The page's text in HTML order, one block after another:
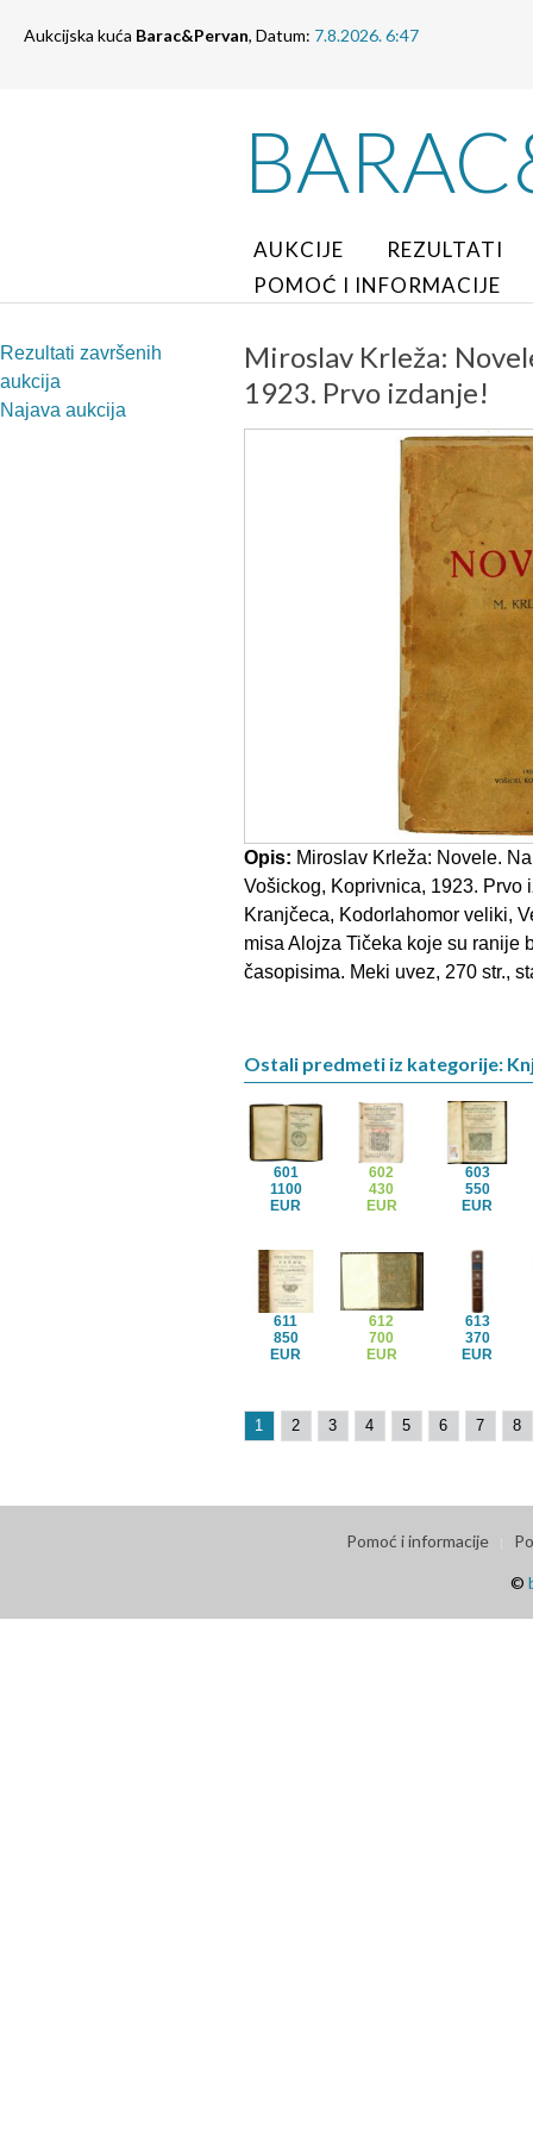
Aukcijska kuća Barac&Pervan, Datum: 7.8.2026. 6:47
AUKCIJE
REZULTATI
POMOĆ I INFORMACIJE
Rezultati završenih
aukcija
Najava aukcija
Miroslav Krleža:
1923. Prvo izdanje!
Opis: Miroslav Krleža: Novele.
Vošickog, Koprivnica, 1923. Prvo
Kranjčeca, Kodorlahomor veliki,
misa Alojza Tičeka koje su ranije
časopisima. Meki uvez, 270 str.,
Ostali predmeti iz kategorije:
601
1100
EUR
602
430
EUR
603
550
EUR
611
850
EUR
612
700
EUR
613
370
EUR
1 2 3 4 5 6 7 8
Pomoć i informacije
©